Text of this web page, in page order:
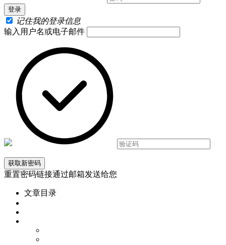
记住我的登录信息
输入用户名或电子邮件
重置密码链接通过邮箱发送给您
文章目录